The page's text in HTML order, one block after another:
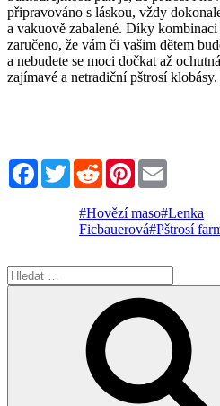
připravováno s láskou, vždy
a vakuově zabalené. Díky
zaručeno, že vám či vašim dětem
a nebudete se moci dočkat až
zajímavé a netradiční pštrosí klobásy.
FacebookTwitterRedditPinterest
#Hovězí maso#Lenka
Ficbauerová#Pštrosí
Hledat: